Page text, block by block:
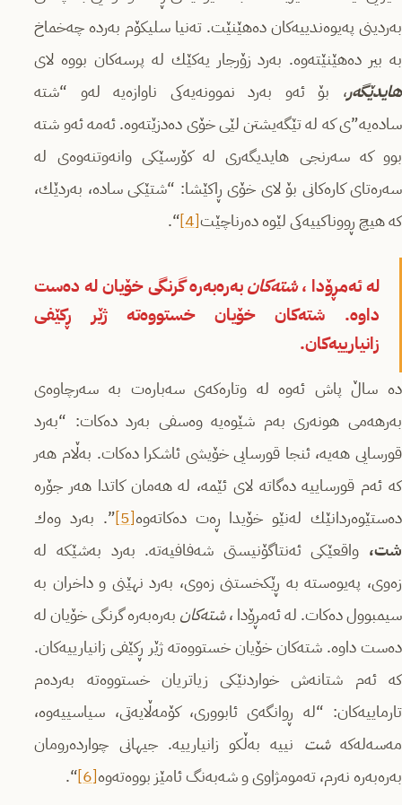
به‌ردینی په‌یوه‌ندییه‌كان ده‌هێنێت. ته‌نیا سلیكۆم به‌رده‌ چه‌خماخ
به‌ بیر ده‌هێنێته‌وه‌. به‌رد زۆرجار یه‌كێك له‌ پرسه‌كان بووه‌ لای
هایدێگه‌ر، بۆ ئه‌و به‌رد نموونه‌یه‌كی ناوازه‌یه‌ له‌و “شته‌
ساده‌یه‌”ی كه‌ له‌ تێگه‌یشتن لێی خۆی ده‌دزێته‌وه‌. ئه‌مه‌ ئه‌و شته‌
بوو كه‌ سه‌رنجی هایدیگه‌ری له‌ كۆرسێكی وانه‌وتنه‌وه‌ی له‌
سه‌ره‌تای كاره‌كانی بۆ لای خۆی ڕاكێشا: “شتێكی ساده‌، به‌ردێك،
كه‌ هیچ ڕووناكییه‌كی لێوه‌ ده‌رناچێت[4]
“.
له‌ ئه‌مڕۆدا ،شته‌كانبه‌ره‌به‌ره‌ گرنگی خۆیان له‌ ده‌ست
داوه‌. شته‌كان خۆیان خستووه‌ته‌ ژێر ڕكێفی
زانیارییه‌كان.
ده‌ ساڵ پاش ئه‌وه‌ له‌ وتاره‌كه‌ی سه‌باره‌ت به‌ سه‌رچاوه‌ی
به‌رهه‌می هونه‌ری به‌م شێوه‌یه‌ وه‌سفی به‌رد ده‌كات: “به‌رد
قورسایی هه‌یه‌، ئنجا قورسایی خۆیشی ئاشكرا ده‌كات. به‌ڵام هه‌ر
كه‌ ئه‌م قورساییه‌ ده‌گاته‌ لای ئێمه‌، له‌ هه‌مان كاتدا هه‌ر جۆره‌
ده‌ستێوه‌ردانێك له‌نێو خۆیدا ڕه‌ت ده‌كاته‌وه[5]
‌”. به‌رد وه‌ك
شت، واقعێكی ئه‌نتاگۆنیستی شه‌فافیه‌ته‌. به‌رد به‌شێكه‌ له‌
زه‌وی، په‌یوه‌سته‌ به‌ ڕێكخستنی زه‌وی، به‌رد نهێنی و داخران به‌
سیمبوول ده‌كات. له‌ ئه‌مڕۆدا ،شته‌كان به‌ره‌به‌ره‌ گرنگی خۆیان له‌
ده‌ست داوه‌. شته‌كان خۆیان خستووه‌ته‌ ژێر ڕكێفی زانیارییه‌كان.
كه‌ ئه‌م شتانه‌ش خواردنێكی زیاتریان خستووه‌ته‌ به‌رده‌م
تارماییه‌كان: “له‌ ڕوانگه‌ی ئابووری، كۆمه‌ڵایه‌تی، سیاسییه‌وه‌،
مه‌سه‌له‌كه‌شت نییه‌ به‌ڵكو زانیارییه‌. جیهانی چوارده‌رومان
به‌ره‌به‌ره‌ نه‌رم، ته‌مومژاوی و شه‌به‌نگ ئامێز بووه‌ته‌وه[6]
“‌.